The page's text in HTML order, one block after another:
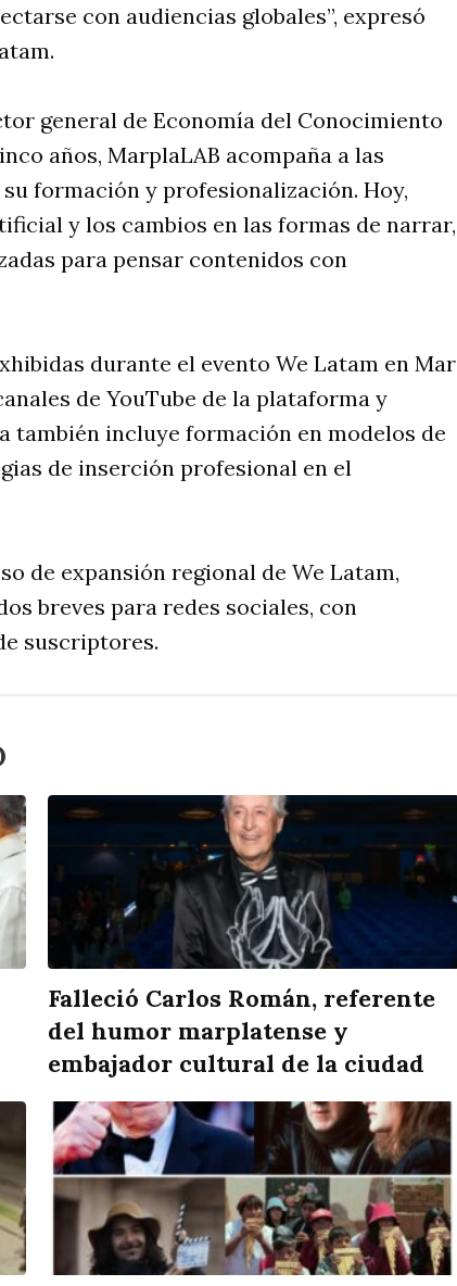
con audiencias globales”, expresó
general de Economía del Conocimiento
años, MarplaLAB acompaña a las
formación y profesionalización. Hoy,
y los cambios en las formas de narrar,
para pensar contenidos con
durante el evento We Latam en Mar
de YouTube de la plataforma y
también incluye formación en modelos de
de inserción profesional en el
de expansión regional de We Latam,
breves para redes sociales, con
suscriptores.
Falleció Carlos Román, referente
del humor marplatense y
embajador cultural de la ciudad